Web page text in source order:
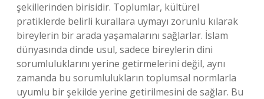
şekillerinden birisidir. Toplumlar, kültürel
pratiklerde belirli kurallara uymayı zorunlu kılarak
bireylerin bir arada yaşamalarını sağlarlar. İslam
dünyasında dinde usul, sadece bireylerin dini
sorumluluklarını yerine getirmelerini değil, aynı
zamanda bu sorumlulukların toplumsal normlarla
uyumlu bir şekilde yerine getirilmesini de sağlar. Bu